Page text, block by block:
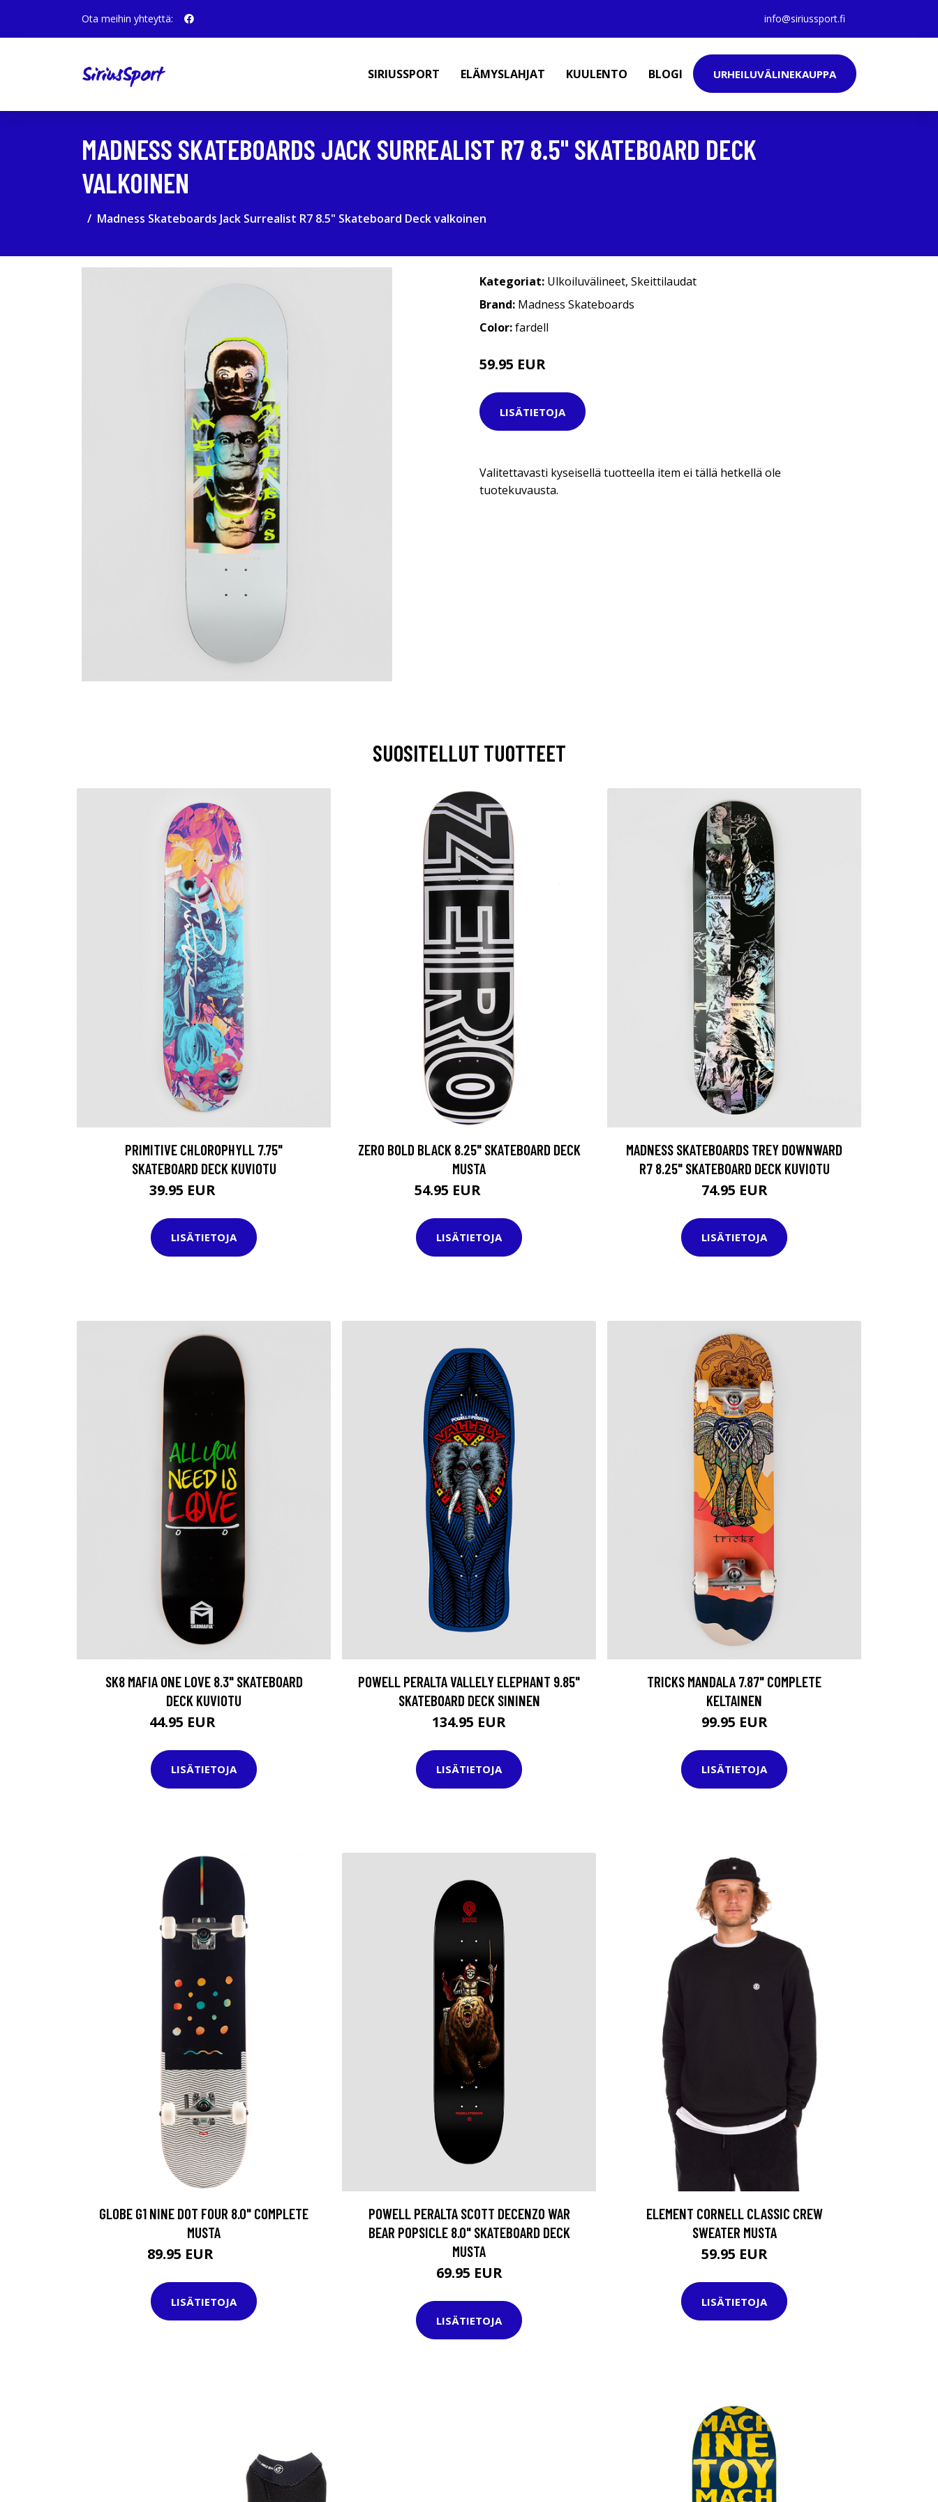
Ota meihin yhteyttä: info@siriussport.fi
SIRIUSSPORT ELÄMYSLAHJAT KUULENTO BLOGI URHEILUVÄLINEKAUPPA
MADNESS SKATEBOARDS JACK SURREALIST R7 8.5" SKATEBOARD DECK
VALKOINEN
Madness Skateboards Jack Surrealist R7 8.5" Skateboard Deck valkoinen
Kategoriat: Ulkoiluvälineet, Skeittilaudat
Brand: Madness Skateboards
Color:fardell
59.95 EUR
LISÄTIETOJA
Valitettavasti kyseisellä tuotteella item ei tällä hetkellä ole
tuotekuvausta.
SUOSITELLUT TUOTTEET
PRIMITIVE CHLOROPHYLL 7.75"
SKATEBOARD DECK KUVIOTU
39.95 EUR
LISÄTIETOJA
ZERO BOLD BLACK 8.25" SKATEBOARD DECK
MUSTA
54.95 EUR
LISÄTIETOJA
MADNESS SKATEBOARDS TREY DOWNWARD
R7 8.25" SKATEBOARD DECK KUVIOTU
74.95 EUR
LISÄTIETOJA
SK8 MAFIA ONE LOVE 8.3" SKATEBOARD
DECK KUVIOTU
44.95 EUR
LISÄTIETOJA
POWELL PERALTA VALLELY ELEPHANT 9.85"
SKATEBOARD DECK SININEN
134.95 EUR
LISÄTIETOJA
TRICKS MANDALA 7.87" COMPLETE
KELTAINEN
99.95 EUR
LISÄTIETOJA
GLOBE G1 NINE DOT FOUR 8.0" COMPLETE
MUSTA
89.95 EUR
LISÄTIETOJA
POWELL PERALTA SCOTT DECENZO WAR
BEAR POPSICLE 8.0" SKATEBOARD DECK
MUSTA
69.95 EUR
LISÄTIETOJA
ELEMENT CORNELL CLASSIC CREW
SWEATER MUSTA
59.95 EUR
LISÄTIETOJA